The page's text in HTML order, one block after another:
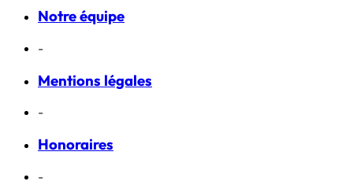
Notre équipe
-
Mentions légales
-
Honoraires
-